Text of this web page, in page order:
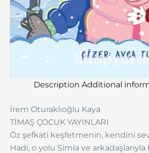
Description Additional
İrem Oturaklıoğlu Kaya
TİMAŞ ÇOCUK YAYINLARI
Öz şefkati keşfetmenin, kendini
Hadi, o yolu Simla ve